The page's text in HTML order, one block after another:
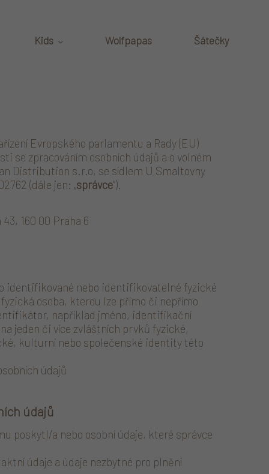
Kids Wolfpapas Šátečky
Evropského parlamentu a Rady (EU)
se zpracováním osobních údajů a o volném
Distribution s.r.o, se sídlem U Smaltovny
(dále jen: „správce“).
160 00 Praha 6
identifikované nebo identifikovatelné fyzické
osoba, kterou lze přímo či nepřímo
například jméno, identifikační
jeden či více zvláštních prvků fyzické,
kulturní nebo společenské identity této
údajů
údajů
poskytl/a nebo osobní údaje, které správce
údaje a údaje nezbytné pro plnění